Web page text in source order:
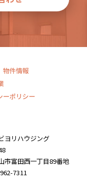
物件情報
ーポリシー
ヨリハウジング
市富田西一丁目89番地
7311